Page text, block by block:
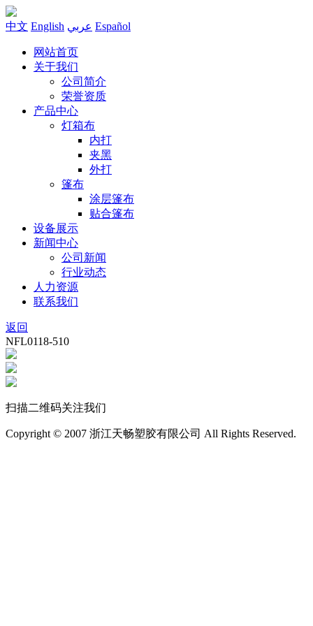
中文 English عربي Español
网站首页
关于我们
公司简介
荣誉资质
产品中心
灯箱布
内打
夹黑
外打
篷布
涂层篷布
贴合篷布
设备展示
新闻中心
公司新闻
行业动态
人力资源
联系我们
返回
NFL0118-510
扫描二维码关注我们
Copyright © 2007 浙江天畅塑胶有限公司 All Rights Reserved.